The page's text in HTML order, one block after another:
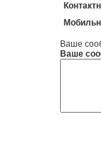
Ваше
Ваше